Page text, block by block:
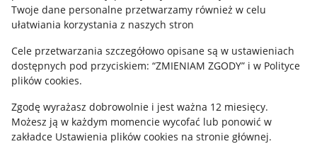
Twoje dane personalne przetwarzamy również w celu
ułatwiania korzystania z naszych stron
Cele przetwarzania szczegółowo opisane są w ustawieniach
dostępnych pod przyciskiem: “ZMIENIAM ZGODY” i w Polityce
plików cookies.
Zgodę wyrażasz dobrowolnie i jest ważna 12 miesięcy.
Możesz ją w każdym momencie wycofać lub ponowić w
zakładce Ustawienia plików cookies na stronie głównej.
Udostępnianie lokalizacji
Pobierz aplikację